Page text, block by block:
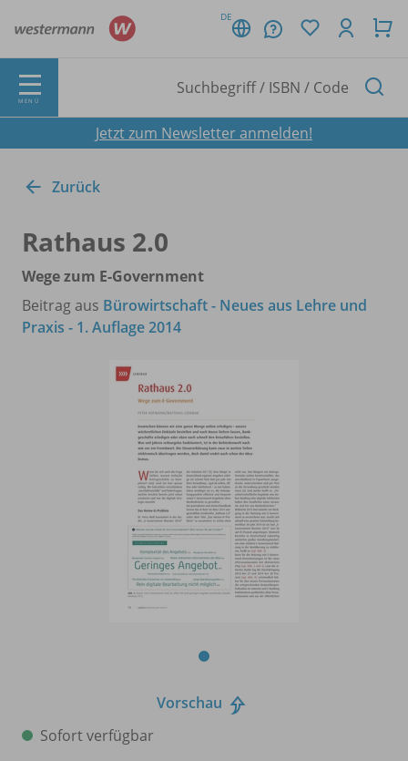
DE
MENÜ
Jetzt zum Newsletter anmelden!
Zurück
Rathaus 2.0
Wege zum E-Government
Beitrag aus Bürowirtschaft - Neues aus Lehre und
Praxis - 1. Auflage 2014
Vorschau
Sofort verfügbar